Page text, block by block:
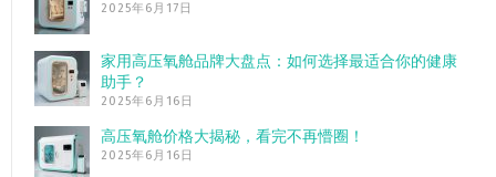
2025年6月17日
家用高压氧舱品牌大盘点：如何选择最适合你的健康
助手？
2025年6月16日
高压氧舱价格大揭秘，看完不再懵圈！
2025年6月16日